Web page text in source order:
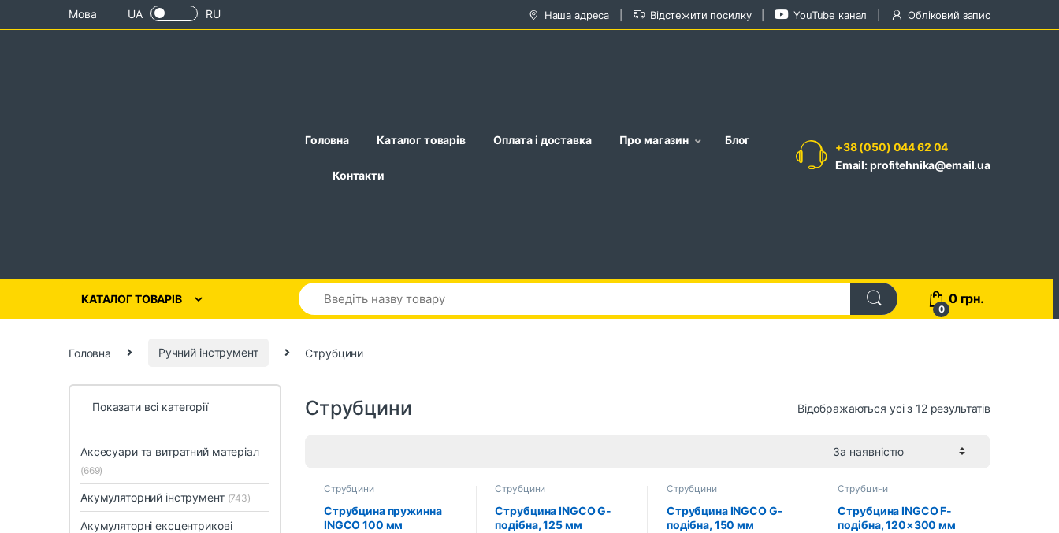
Skip to navigation
Skip to contentМова UA RU Наша адреса Відстежити посилку YouTube канал Обліковий запис
Головна Каталог товарів Оплата і доставка Про магазин Блог
Контакти
+38 (050) 044 62 04
Email: profitehnika@email.ua
КАТАЛОГ ТОВАРІВ
0
0 грн.
Головна Ручний інструмент Струбцини
Струбцини Відображаються усі з 12 результатів
Струбцини
Струбцина пружинна
INGCO 100 мм
Струбцини
Струбцина INGCO G-
подібна, 125 мм
Струбцини
Струбцина INGCO G-
подібна, 150 мм
Струбцини
Струбцина INGCO F-
подібна, 120×300 мм
Показати всі категорії
Аксесуари та витратний матеріал
(669)
Акумуляторний інструмент (743)
Акумуляторні ексцентрикові